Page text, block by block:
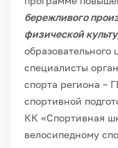
бережливого
физической
образовательного
специалисты
спорта региона –
спортивной
КК «Спортивная
велосипедному